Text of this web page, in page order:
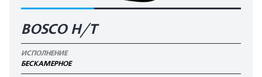
BOSCO H/T
ИСПОЛНЕНИЕ
БЕСКАМЕРНОЕ